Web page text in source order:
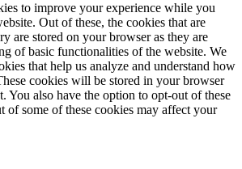
to improve your experience while you
Out of these, the cookies that are
are stored on your browser as they are
of basic functionalities of the website. We
that help us analyze and understand how
cookies will be stored in your browser
You also have the option to opt-out of these
of some of these cookies may affect your